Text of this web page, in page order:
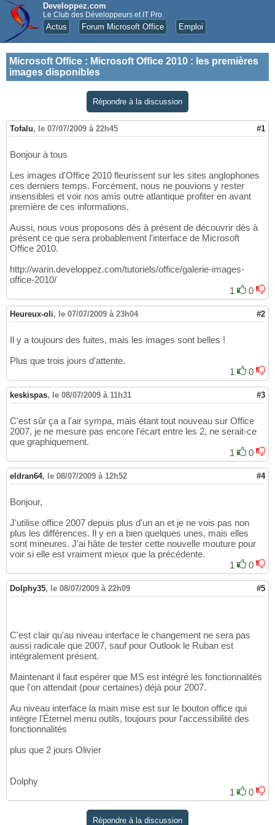
Developpez.com
Le Club des Développeurs et IT Pro
Actus Forum Microsoft Office Emploi
Microsoft Office : Microsoft Office 2010 : les premières
images disponibles
Répondre à la discussion
Tofalu, le 07/07/2009 à 22h45 #1
Bonjour à tous
Les images d'Office 2010 fleurissent sur les sites anglophones
ces derniers temps. Forcément, nous ne pouvions y rester
insensibles et voir nos amis outre atlantique profiter en avant
première de ces informations.
Aussi, nous vous proposons dès à présent de découvrir dès à
présent ce que sera probablement l'interface de Microsoft
Office 2010.
http://warin.developpez.com/tutoriels/office/galerie-images-
office-2010/
1
0
Heureux-oli, le 07/07/2009 à 23h04 #2
Il y a toujours des fuites, mais les images sont belles !
Plus que trois jours d'attente.
1
0
keskispas, le 08/07/2009 à 11h31 #3
C'est sûr ça a l'air sympa, mais étant tout nouveau sur Office
2007, je ne mesure pas encore l'écart entre les 2, ne serait-ce
que graphiquement.
1
0
eldran64, le 08/07/2009 à 12h52 #4
Bonjour,
J'utilise office 2007 depuis plus d'un an et je ne vois pas non
plus les différences. Il y en a bien quelques unes, mais elles
sont mineures. J'ai hâte de tester cette nouvelle mouture pour
voir si elle est vraiment mieux que la précédente.
1
0
Dolphy35, le 08/07/2009 à 22h09 #5
C'est clair qu'au niveau interface le changement ne sera pas
aussi radicale que 2007, sauf pour Outlook le Ruban est
intégralement présent.
Maintenant il faut espérer que MS est intégré les fonctionnalités
que l'on attendait (pour certaines) déjà pour 2007.
Au niveau interface la main mise est sur le bouton office qui
intègre l'Éternel menu outils, toujours pour l'accessibilité des
fonctionnalités
plus que 2 jours Olivier
Dolphy
1
0
Répondre à la discussion